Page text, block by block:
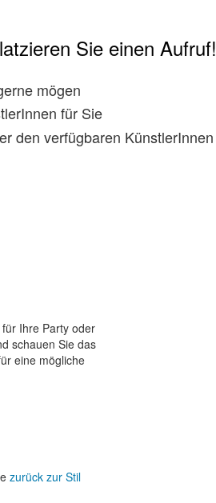
Sie einen Aufruf!
mögen
für Sie
den verfügbaren KünstlerInnen
Ihre Party oder
schauen Sie das
eine mögliche
zurück zur Stil